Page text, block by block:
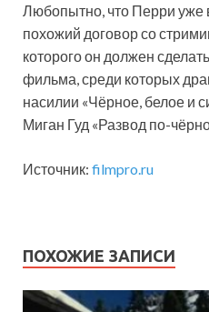
Любопытно, что Перри уже
похожий договор со
которого он должен
фильма, среди которых
насилии «Чёрное, белое и
Миган Гуд «Развод по-
Источник: filmpro.ru
ПОХОЖИЕ ЗАПИСИ